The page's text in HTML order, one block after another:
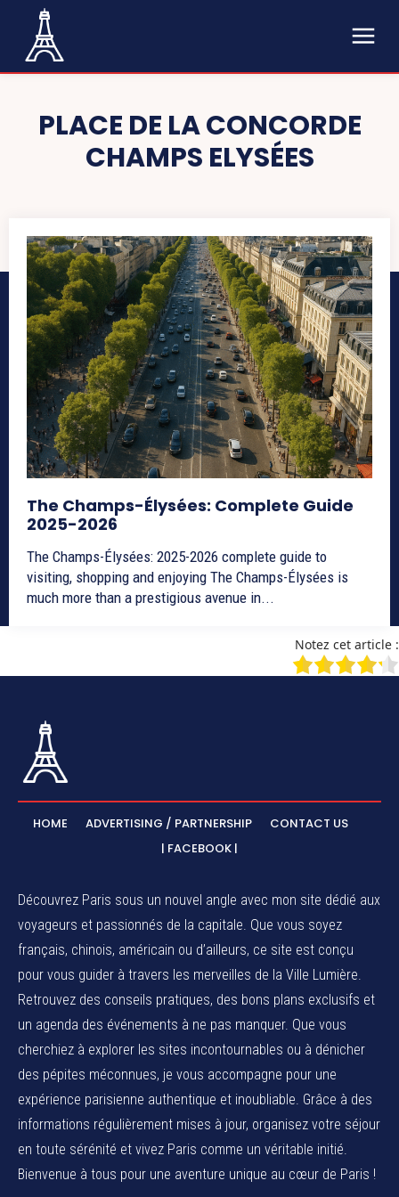
PLACE DE LA CONCORDE
CHAMPS ELYSÉES
The Champs-Élysées: Complete Guide
2025-2026
The Champs-Élysées: 2025-2026 complete guide to
visiting, shopping and enjoying The Champs-Élysées is
much more than a prestigious avenue in...
Notez cet article :
HOME ADVERTISING / PARTNERSHIP
CONTACT US
| FACEBOOK |
Découvrez Paris sous un nouvel angle avec mon site dédié aux
voyageurs et passionnés de la capitale. Que vous soyez
français, chinois, américain ou d’ailleurs, ce site est conçu
pour vous guider à travers les merveilles de la Ville Lumière.
Retrouvez des conseils pratiques, des bons plans exclusifs et
un agenda des événements à ne pas manquer. Que vous
cherchiez à explorer les sites incontournables ou à dénicher
des pépites méconnues, je vous accompagne pour une
expérience parisienne authentique et inoubliable. Grâce à des
informations régulièrement mises à jour, organisez votre séjour
en toute sérénité et vivez Paris comme un véritable initié.
Bienvenue à tous pour une aventure unique au cœur de Paris !